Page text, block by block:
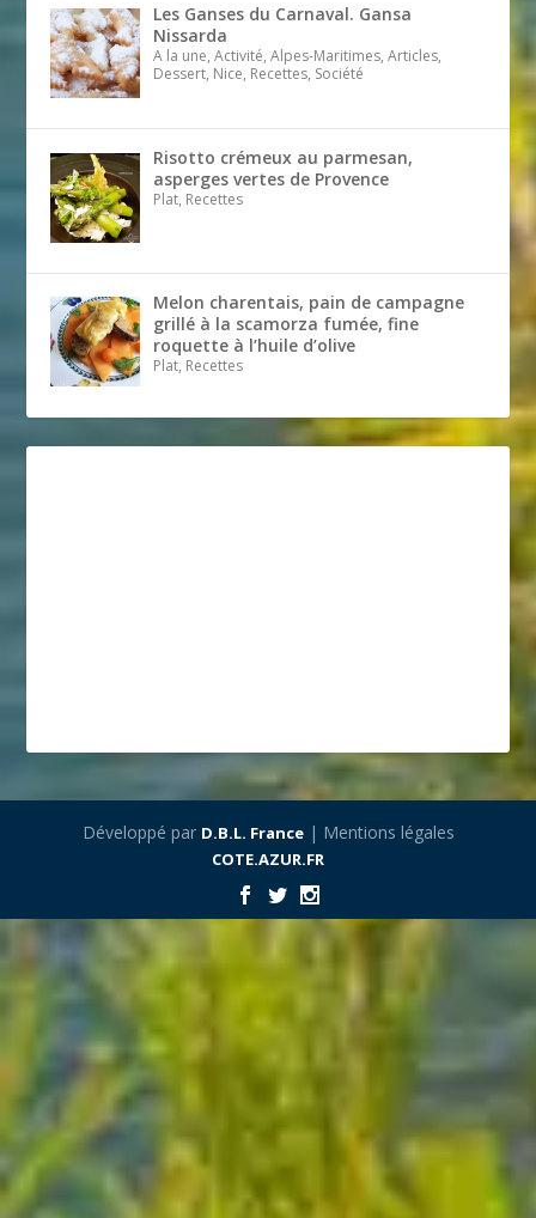
Les Ganses du Carnaval. Gansa
Nissarda
A la une, Activité, Alpes-Maritimes, Articles,
Dessert, Nice, Recettes, Société
Risotto crémeux au parmesan,
asperges vertes de Provence
Plat, Recettes
Melon charentais, pain de campagne
grillé à la scamorza fumée, fine
roquette à l’huile d’olive
Plat, Recettes
Développé par D.B.L. France| Mentions légales
COTE.AZUR.FR